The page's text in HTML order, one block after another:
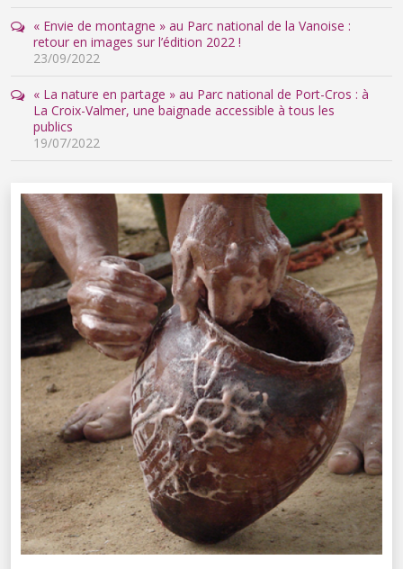
« Envie de montagne » au Parc national de la Vanoise :
retour en images sur l’édition 2022 !
23/09/2022
« La nature en partage » au Parc national de Port-Cros : à
La Croix-Valmer, une baignade accessible à tous les
publics
19/07/2022